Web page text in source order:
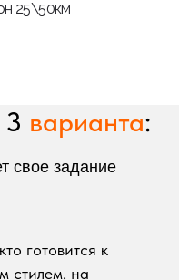
25\50км
3 варианта:
свое задание
готовится к
стилем. на